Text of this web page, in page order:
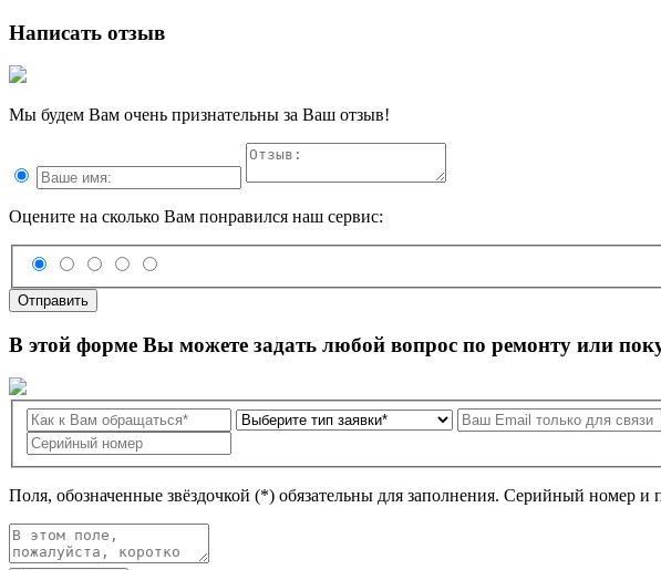
Написать отзыв
Мы будем Вам очень признательны за Ваш отзыв!
Оцените на сколько Вам понравился наш сервис:
Отправить
В этой форме Вы можете задать любой вопрос по ремонту или
Поля, обозначенные звёздочкой (*) обязательны для заполнения. Серийный номер